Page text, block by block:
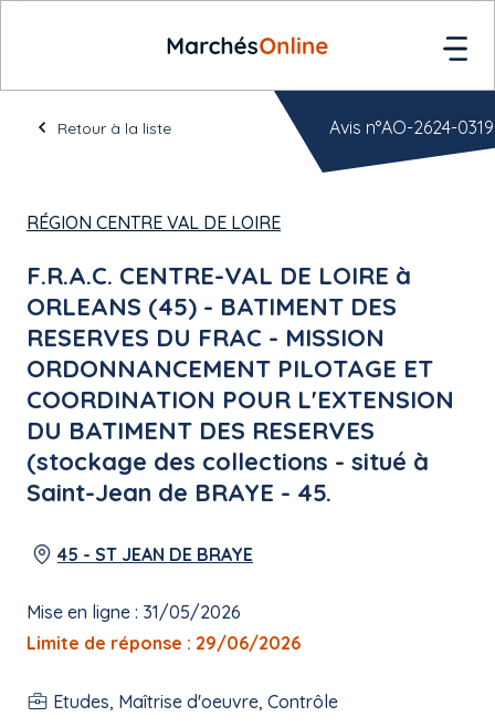
Retour à la liste
RÉGION CENTRE VAL DE LOIRE
F.R.A.C. CENTRE-VAL DE LOIRE à
ORLEANS (45) - BATIMENT DES
RESERVES DU FRAC - MISSION
ORDONNANCEMENT PILOTAGE ET
COORDINATION POUR L'EXTENSION
DU BATIMENT DES RESERVES
(stockage des collections - situé à
Saint-Jean de BRAYE - 45.
45 - ST JEAN DE BRAYE
Mise en ligne : 31/05/2026
Limite de réponse : 29/06/2026
Etudes, Maîtrise d'oeuvre, Contrôle
Avis n°AO-2624-0319